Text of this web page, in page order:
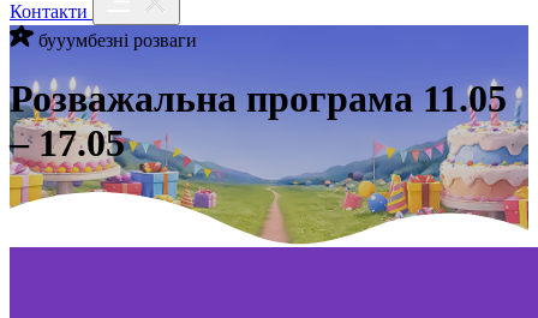
Контакти
бууумбезні розваги
Розважальна програма 11.05
– 17.05